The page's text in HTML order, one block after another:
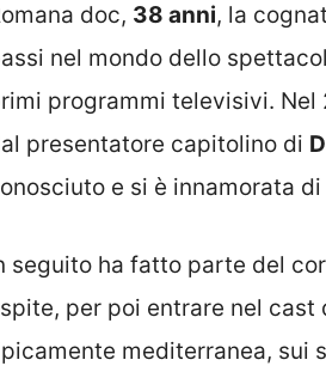
doc, 38 anni, la
nel mondo dello
programmi televisivi. Nel
presentatore capitolino di
e si è innamorata
seguito ha fatto parte del
per poi entrare nel cast
mediterranea, sui